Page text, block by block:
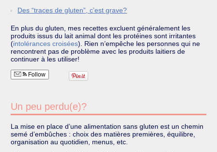
Des “traces de gluten”, c’est grave?
En plus du gluten, mes recettes excluent généralement les
produits issus du lait animal dont les protéines sont irritantes
(intolérances croisées). Rien n’empêche les personnes qui ne
rencontrent pas de problème avec les produits laitiers de
continuer à les utiliser!
Follow
Un peu perdu(e)?
La mise en place d’une alimentation sans gluten est un chemin
semé d’embûches : choix des matières premières, équilibre,
organisation au quotidien, menus, etc.